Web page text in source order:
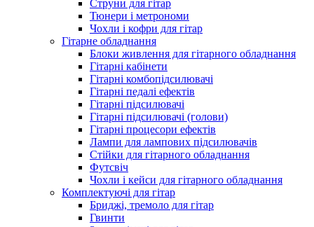
Струни для гітар
Тюнери і метрономи
Чохли і кофри для гітар
Гітарне обладнання
Блоки живлення для гітарного обладнання
Гітарні кабінети
Гітарні комбопідсилювачі
Гітарні педалі ефектів
Гітарні підсилювачі
Гітарні підсилювачі (голови)
Гітарні процесори ефектів
Лампи для лампових підсилювачів
Стійки для гітарного обладнання
Футсвіч
Чохли і кейси для гітарного обладнання
Комплектуючі для гітар
Бриджі, тремоло для гітар
Гвинти